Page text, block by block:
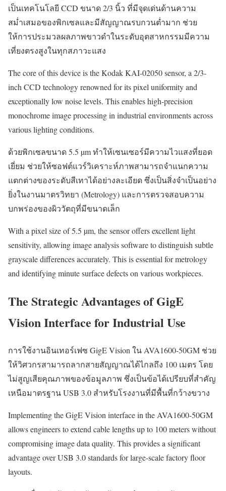
เป็นเทคโนโลยี CCD ขนาด 2/3 นิ้ว ที่มีจุดเด่นด้านความ
สม่ำเสมอของพิกเซลและมีสัญญาณรบกวนต่ำมาก ช่วย
ให้การประมวลผลภาพขาวดำในระดับอุตสาหกรรมมีความ
เที่ยงตรงสูงในทุกสภาวะแสง
The core of this device is the Kodak KAI-02050 sensor, a 2/3-
inch CCD technology renowned for its pixel uniformity and
exceptionally low noise levels. This enables high-precision
monochrome image processing in industrial environments across
various lighting conditions.
ด้วยพิกเซลขนาด 5.5 µm ทำให้เซนเซอร์มีความไวแสงที่ยอด
เยี่ยม ช่วยให้ซอฟต์แวร์วิเคราะห์ภาพสามารถจำแนกความ
แตกต่างของระดับสีเทาได้อย่างละเอียด ซึ่งเป็นสิ่งจำเป็นอย่าง
ยิ่งในงานมาตรวิทยา (Metrology) และการตรวจสอบความ
บกพร่องของผิววัตถุที่มีขนาดเล็ก
With a pixel size of 5.5 µm, the sensor offers excellent light
sensitivity, allowing image analysis software to distinguish subtle
grayscale differences accurately. This is essential for metrology
and identifying minute surface defects on various workpieces.
The Strategic Advantages of GigE
Vision Interface for Industrial Use
การใช้งานอินเทอร์เฟซ GigE Vision ใน AVA1600-50GM ช่วย
ให้วิศวกรสามารถลากสายสัญญาณได้ไกลถึง 100 เมตร โดย
ไม่สูญเสียคุณภาพของข้อมูลภาพ ซึ่งเป็นข้อได้เปรียบที่สำคัญ
เหนือมาตรฐาน USB 3.0 สำหรับโรงงานที่มีพื้นที่กว้างขวาง
Implementing the GigE Vision interface in the AVA1600-50GM
allows engineers to extend cable lengths up to 100 meters without
compromising image data quality. This provides a significant
advantage over USB 3.0 standards for large-scale factory floor
layouts.